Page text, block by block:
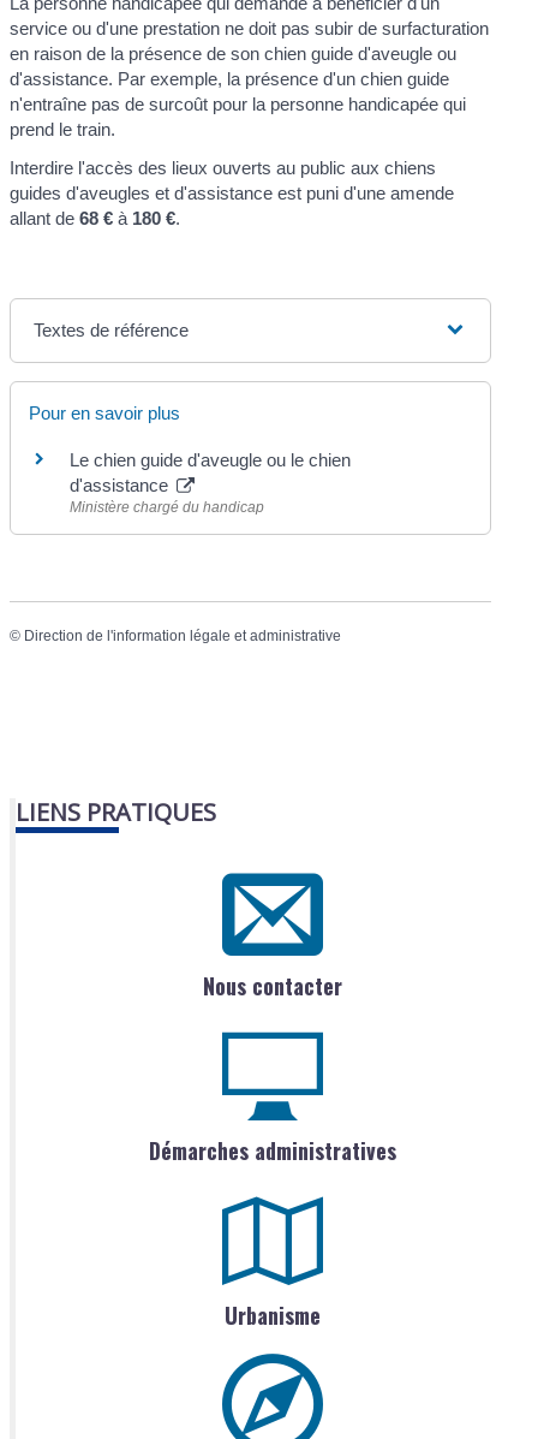
service ou d'une prestation ne doit pas subir de surfacturation
en raison de la présence de son chien guide d'aveugle ou
d'assistance. Par exemple, la présence d'un chien guide
n'entraîne pas de surcoût pour la personne handicapée qui
prend le train.
Interdire l'accès des lieux ouverts au public aux chiens
guides d'aveugles et d'assistance est puni d'une amende
allant de68 € à 180 €.
Textes de référence
Pour en savoir plus
Le chien guide d'aveugle ou le chien
d'assistance
Ministère chargé du handicap
© Direction de l'information légale et administrative
LIENS PRATIQUES
Nous contacter
Démarches administratives
Urbanisme